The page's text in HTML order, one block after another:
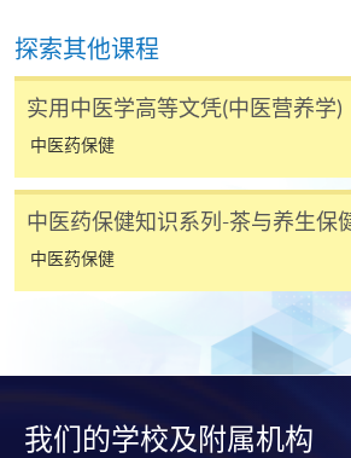
2. 支票或银行本票
如以划线支票或银行本票缴付，抬头
学专业进修学院」。支票背面请写上
亲临学院各报名中心递交划线支票
证明文件；
或可将上述文件一并寄交各报名中
「报读课程」，惟学院对邮递失误
3. VISA / Mastercard
探索其他课程
实用中医学高等文凭(中医营养学)
中医药保健
中医药保健知识系列-茶与养生保
中医药保健
我们的学校及附属机构